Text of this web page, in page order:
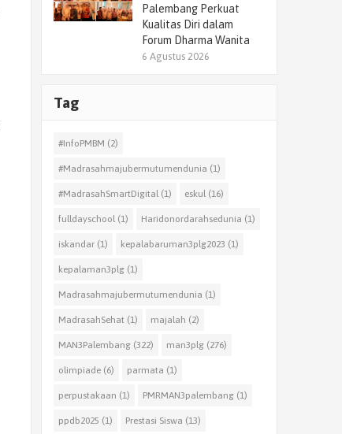
Palembang Perkuat
Kualitas Diri dalam
Forum Dharma Wanita
6 Agustus 2026
Tag
#InfoPMBM (2)
#Madrasahmajubermutumendunia (1)
#MadrasahSmartDigital (1) eskul (16)
fulldayschool (1) Haridonordarahsedunia (1)
iskandar (1) kepalabaruman3plg2023 (1)
kepalaman3plg (1)
Madrasahmajubermutumendunia (1)
MadrasahSehat (1) majalah (2)
MAN3Palembang (322) man3plg (276)
olimpiade (6) parmata (1)
perpustakaan (1) PMRMAN3palembang (1)
ppdb2025 (1) Prestasi Siswa (13)